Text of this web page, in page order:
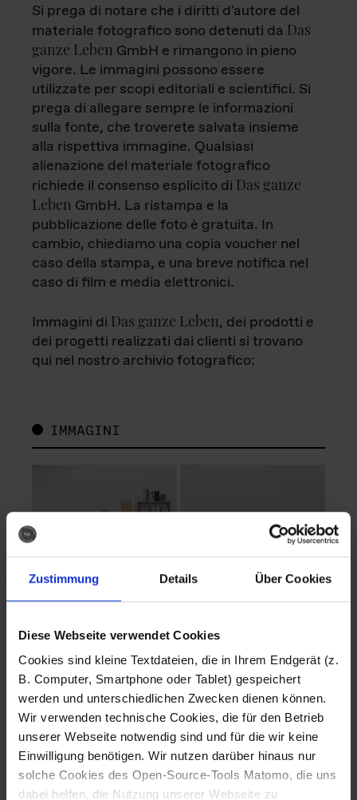
Zustimmung Details Über Cookies
Diese Webseite verwendet Cookies
Cookies sind kleine Textdateien, die in Ihrem Endgerät (z.
B. Computer, Smartphone oder Tablet) gespeichert
werden und unterschiedlichen Zwecken dienen können.
Wir verwenden technische Cookies, die für den Betrieb
unserer Webseite notwendig sind und für die wir keine
Einwilligung benötigen. Wir nutzen darüber hinaus nur
solche Cookies des Open-Source-Tools Matomo, die uns
dabei helfen, die Nutzung unserer Webseite zu
Si prega di notare che i diritti d'autore del
materiale fotografico sono detenuti da Das
ganze Leben GmbH e rimangono in pieno
vigore. Le immagini possono essere
utilizzate per scopi editoriali e scientifici. Si
prega di allegare sempre le informazioni
sulla fonte, che troverete salvata insieme
alla rispettiva immagine. Qualsiasi
alienazione del materiale fotografico
richiede il consenso esplicito di Das ganze
Leben GmbH. La ristampa e la
pubblicazione delle foto è gratuita. In
cambio, chiediamo una copia voucher nel
caso della stampa, e una breve notifica nel
caso di film e media elettronici.
Immagini di Das ganze Leben, dei prodotti e
dei progetti realizzati dai clienti si trovano
qui nel nostro archivio fotografico:
IMMAGINI
Fotografo: Lorenz
Sternbach
Download
Fotografo: Lorenz
Sternbach
Download